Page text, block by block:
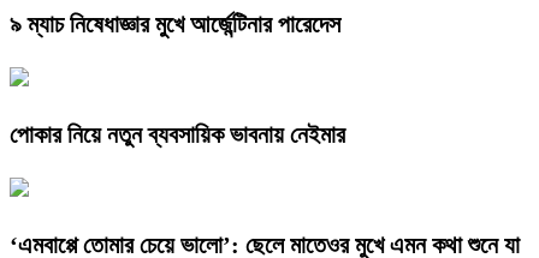
৯ ম্যাচ নিষেধাজ্ঞার মুখে আর্জেন্টিনার পারেদেস
পোকার নিয়ে নতুন ব্যবসায়িক ভাবনায় নেইমার
‘এমবাপ্পে তোমার চেয়ে ভালো’: ছেলে মাতেওর মুখে এমন কথা শুনে যা